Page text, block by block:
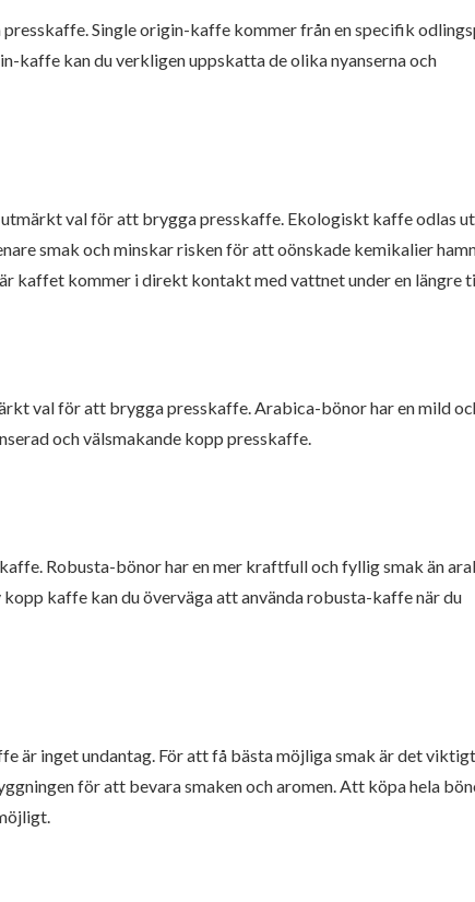
Single origin-kaffe kommer från en specifik
kaffe kan du verkligen uppskatta de olika nyanserna och
val för att brygga presskaffe. Ekologiskt kaffe odlas
smak och minskar risken för att oönskade kemikalier
kaffet kommer i direkt kontakt med vattnet under en längre
val för att brygga presskaffe. Arabica-bönor har en mild
och välsmakande kopp presskaffe.
Robusta-bönor har en mer kraftfull och fyllig smak än
kaffe kan du överväga att använda robusta-kaffe när du
är inget undantag. För att få bästa möjliga smak är det
för att bevara smaken och aromen. Att köpa hela